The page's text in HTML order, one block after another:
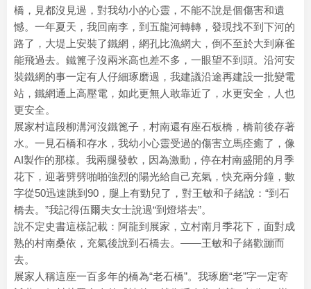
橋，見都沒見過，對我幼小的心靈，不能不說是個傷害和遺
憾。一年夏天，我回南李，到五龍河轉轉，發現找不到下河的
路了，大堤上安裝了鐵網，網孔比漁網大，倒不至於大到麻雀
能飛過去。鐵篦子沒兩米高也差不多，一眼望不到頭。沿河安
裝鐵網的事一定有人仔細琢磨過，我建議沿途再建設一批變電
站，鐵網通上高壓電，如此更無人敢靠近了，水更安全，人也
更安全。
展家村這段柳溝河沒鐵篦子，村南還有座石板橋，橋前後存著
水。一見石橋和存水，我幼小心靈受過的傷害立馬痊癒了，像
AI製作的那樣。我兩腿發軟，因為激動，停在村南盛開的月季
花下，迎著劈劈啪啪強烈的陽光給自己充氣，快充兩分鐘，數
字從50迅速跳到90，腿上有勁兒了，對王敏和子緒說：“到石
橋去。”我記得伍爾夫女士說過“到燈塔去”。
說不定史書這樣記載：阿龍到展家，立村南月季花下，面對成
熟的村南桑依，充氣後說到石橋去。——王敏和子緒歡蹦而
去。
展家人稱這座一百多年的橋為“老石橋”。我琢磨“老”字一定寄